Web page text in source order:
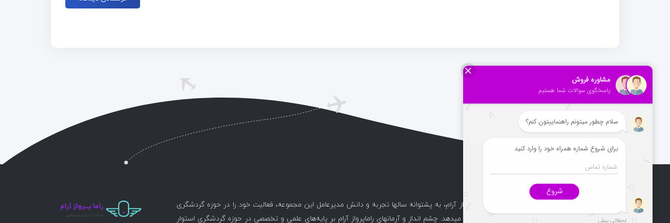
دفتر خدمات مسافرت هوایی و گردشگری راماپرواز آرام، به پشتوانه سالها تجربه و دانش مدیرعامل این مجموعه، فعالیت خود را در حوزه گردشگری
آغاز و مسیر کاری خود را پرقدرت و به روز ادامه میدهد. چشم انداز و آرمانهای راماپرواز آرام بر پایه‌های علمی و تخصصی در حوزه گردشگری استوار